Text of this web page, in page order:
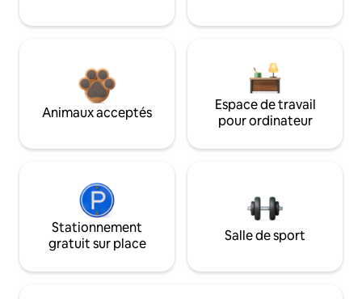
Animaux acceptés
Espace de travail
pour ordinateur
Stationnement
gratuit sur place
Salle de sport